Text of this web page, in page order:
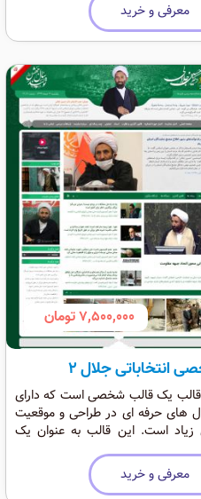
معرفی و خرید
7,500,000 تومان
انتخاباتی جلال 2
یک قالب شخصی است که دارای
های حرفه ای در طراحی و موقعیت
زیاد است. این قالب به عنوان یک
انتخاباتی و شخصی حرفه ای است که
دارد.
معرفی و خرید